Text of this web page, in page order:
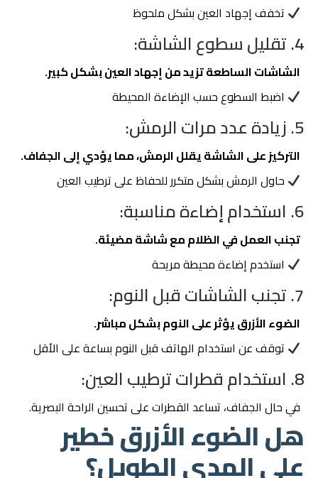
تخفف إجهاد العين بشكل ملحوظ
4. تقليل سطوع الشاشة:
الشاشات الساطعة تزيد من إجهاد العين بشكل كبير.
اضبط السطوع حسب الإضاءة المحيطة
5. زيادة عدد مرات الرمش:
التركيز على الشاشة يقلل الرمش، مما يؤدي إلى الجفاف.
حاول الرمش بشكل متكرر للحفاظ على ترطيب العين
6. استخدام إضاءة مناسبة:
تجنب العمل في الظلام مع شاشة مضيئة.
استخدم إضاءة محيطة مريحة
7. تجنب الشاشات قبل النوم:
الضوء الأزرق يؤثر على النوم بشكل مباشر.
توقف عن استخدام الهاتف قبل النوم بساعة على الأقل
8. استخدام قطرات ترطيب العين:
في حال الجفاف، تساعد القطرات على تحسين الراحة البصرية.
هل الضوء الأزرق خطير
على المدى الطويل؟